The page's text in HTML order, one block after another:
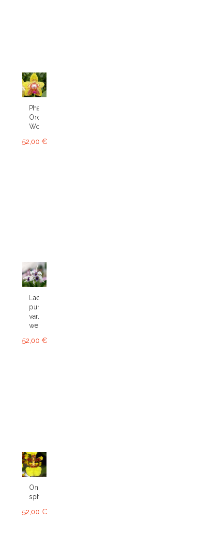
Phalaenopsis
Orchid
World
52,00 €
Laelia
purpurata
var.
werkhauseri
52,00 €
Oncidium
sphacelatum
52,00 €